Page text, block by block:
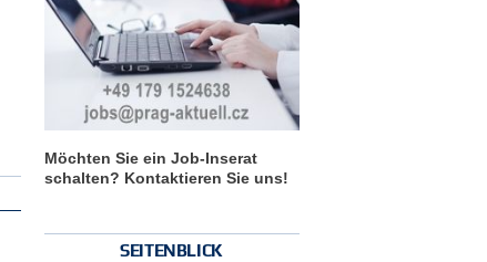
Möchten Sie ein Job-Inserat
schalten? Kontaktieren Sie uns!
SEITENBLICK